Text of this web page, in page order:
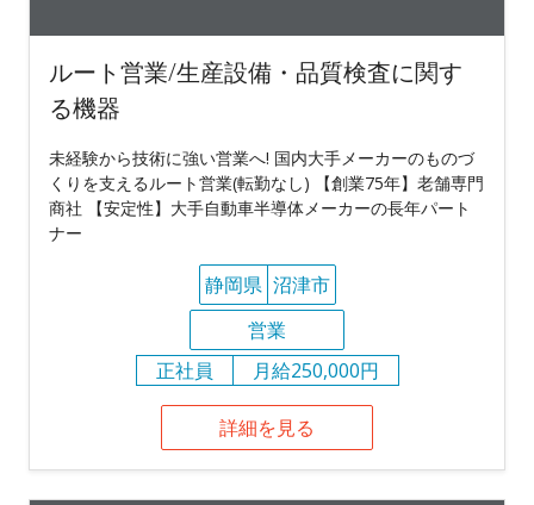
ルート営業/生産設備・品質検査に関す
る機器
未経験から技術に強い営業へ! 国内大手メーカーのものづ
くりを支えるルート営業(転勤なし) 【創業75年】老舗専門
商社 【安定性】大手自動車半導体メーカーの長年パート
ナー
静岡県 沼津市
営業
正社員
月給250,000円
詳細を見る